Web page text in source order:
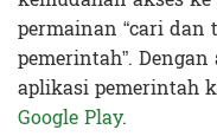
permainan “cari
pemerintah”.
aplikasi pemerintah
Google Play.